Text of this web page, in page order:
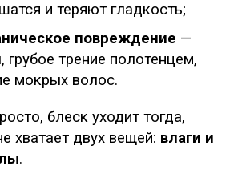
и теряют гладкость;
повреждение —
грубое трение полотенцем,
мокрых волос.
блеск уходит тогда,
хватает двух вещей: влаги и
.